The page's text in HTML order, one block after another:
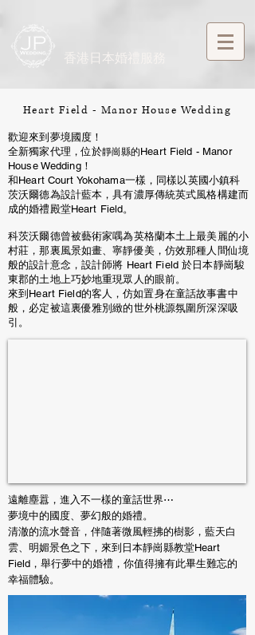
​香港日本婚禮服務
Heart Field - Manor House Wedding
歡迎來到夢境國度！
全新獨家代理，位於靜崗縣的Heart Field - Manor
House Wedding！
和Heart Court Yokohama一樣，同樣以英國小鎮科
茨沃爾德為設計藍本，具有濃厚傳統英式風格構建而
成的婚禮殿堂Heart Field。
科茨沃爾德曾被藝術家喁為英格蘭本土上最美麗的小
村莊，那裏風景如畫、寧靜優美，仿效那種人間仙境
般的設計意念，設計師將 Heart Field 於日本靜崗駿
東郡的土地上巧妙地重現眾人的眼前。
來到Heart Field的客人，仿如置身在童話故事書中
般，必定被這裏優雅別緻的世外桃源氛圍所深深吸
引。
​遠離塵囂，進入不一樣的童話世界⋯
夢境中的國度、夢幻般的婚禮。
清澈的流水聲音，伴隨著微風輕拂的樹影，藍天白
雲、明媚景色之下，來到日本靜崗縣教堂Heart
Field，舉行夢中的婚禮，你值得擁有此畢生難忘的
幸福體驗。